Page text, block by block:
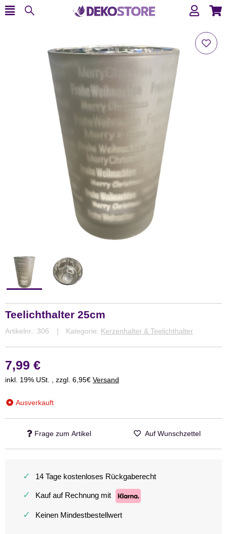
Teelichthalter 25cm
Artikelnr.: 306 Kategorie: Kerzenhalter & Teelichthalter
7,99 €
inkl. 19% USt. , zzgl. 6,95€ Versand
Ausverkauft
Frage zum Artikel Auf Wunschzettel
✓ 14 Tage kostenloses Rückgaberecht
✓ Kauf auf Rechnung mit
✓ Keinen Mindestbestellwert